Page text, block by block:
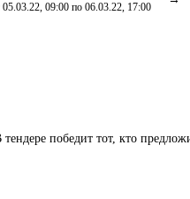
05.03.22, 09:00 по 06.03.22, 17:00
победит тот, кто